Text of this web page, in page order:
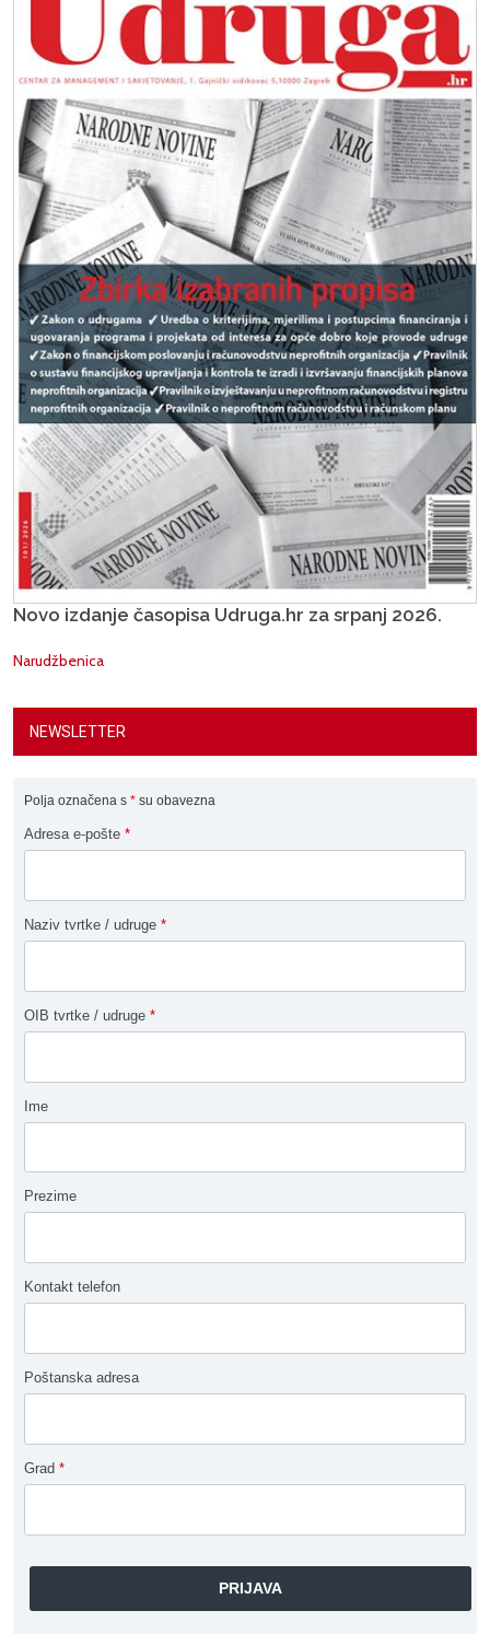
Novo izdanje časopisa Udruga.hr za srpanj 2026.
Narudžbenica
NEWSLETTER
Polja označena s * su obavezna
Adresa e-pošte *
Naziv tvrtke / udruge *
OIB tvrtke / udruge *
Ime
Prezime
Kontakt telefon
Poštanska adresa
Grad *